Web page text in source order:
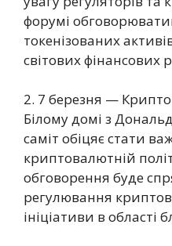
форумі
токенізованих
світових фінансових
2. 7 березня —
Білому домі з
саміт обіцяє стати
криптовалютній
обговорення буде
регулювання
ініціативи в області